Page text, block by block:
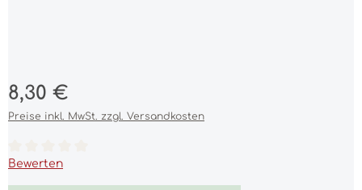
Regulärer Preis:
8,30 €
Preise inkl. MwSt. zzgl. Versandkosten
Durchschnittliche Bewertung von 0 von 5 Sternen
Bewerten